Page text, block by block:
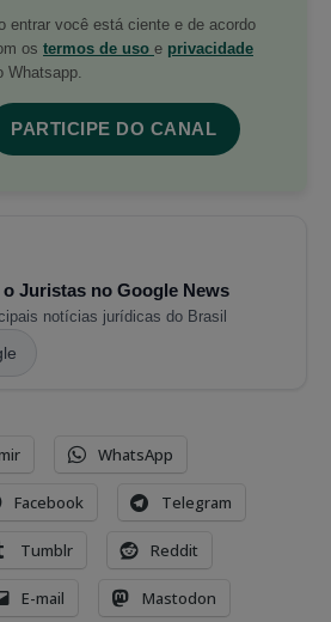
entrar você está ciente e de acordo
os termos de uso e privacidade
Whatsapp.
PARTICIPE DO CANAL
Juristas no Google News
notícias jurídicas do Brasil
WhatsApp
Facebook Telegram
Tumblr Reddit
E-mail Mastodon